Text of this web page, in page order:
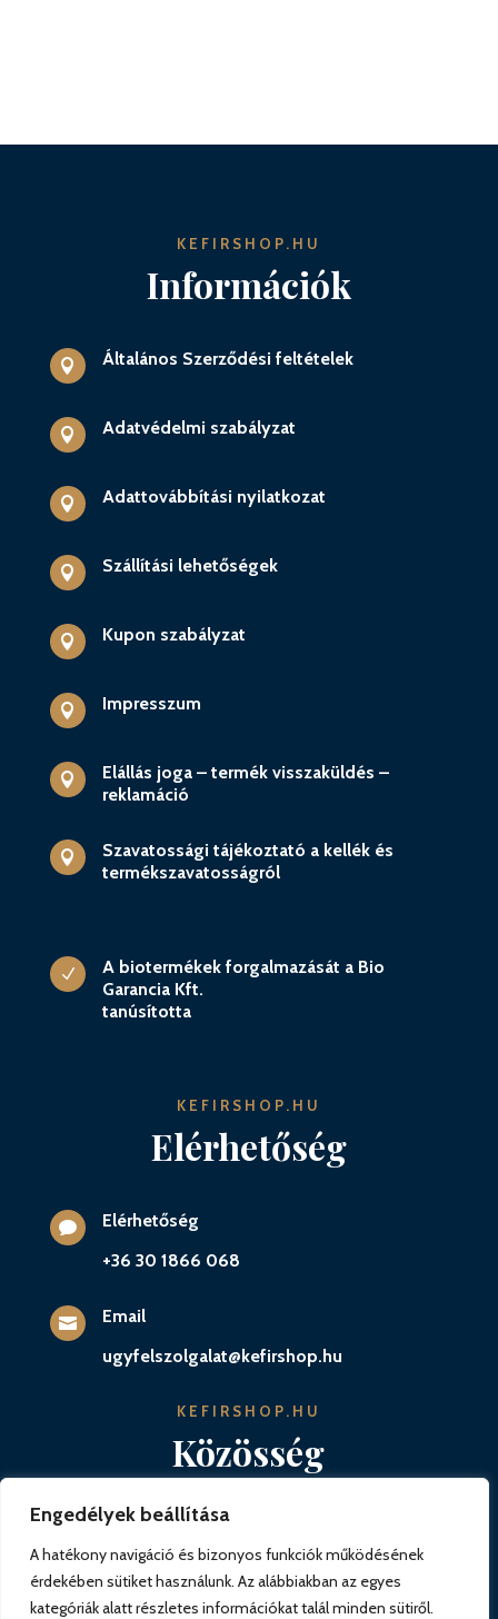
Engedélyek beállítása
A hatékony navigáció és bizonyos funkciók működésének
érdekében sütiket használunk. Az alábbiakban az egyes
kategóriák alatt részletes információkat talál minden sütiről.
KEFIRSHOP.HU
Információk
 Általános Szerződési feltételek
 Adatvédelmi szabályzat
 Adattovábbítási nyilatkozat
 Szállítási lehetőségek
 Kupon szabályzat
 Impresszum

Elállás joga – termék visszaküldés –
reklamáció

Szavatossági tájékoztató a kellék és
termékszavatosságról
N
A biotermékek forgalmazását a Bio
Garancia Kft.
tanúsította
KEFIRSHOP.HU
Elérhetőség

Elérhetőség
+36 30 1866 068

Email
ugyfelszolgalat@kefirshop.hu
KEFIRSHOP.HU
Közösség